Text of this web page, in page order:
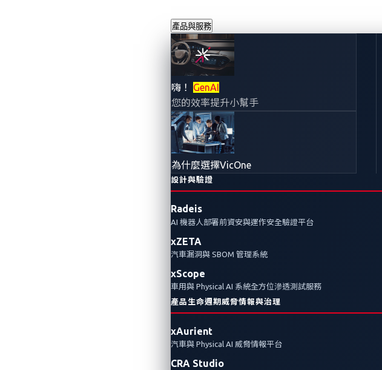
產品與服務
嗨！ GenAI
您的效率提升小幫手
為什麼選擇VicOne
設計與驗證
Radeis
AI 機器人部署前資安與運作安全驗證平台
xZETA
汽車漏洞與 SBOM 管理系統
xScope
車用與 Physical AI 系統全方位滲透測試服務
產品生命週期威脅情報與治理
xAurient
汽車與 Physical AI 威脅情報平台
CRA Studio
為CRA做好準備：一站
歐盟《資安韌性法(EU Cyber Resilience Act, CRA)》制定
製造商必須監控漏洞，並在發現漏洞後立即報告，否則
進行軟體物料清單（SBOM）管理的解決方案，以確保合
Automotive Cybersecurity